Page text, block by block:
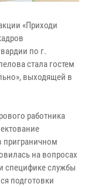
«Приходи
по г.
стала гостем
выходящей в
работника
приграничном
на вопросах
специфике службы
подготовки